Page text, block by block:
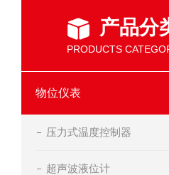
产品分
PRODUCTS
物位仪表
压力式温度控制器
超声波液位计